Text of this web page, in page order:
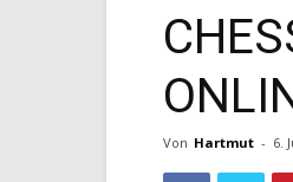
Von Hartmut - 6.